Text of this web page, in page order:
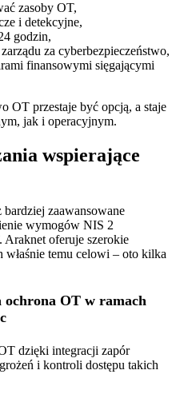
zasoby OT,
i detekcyjne,
godzin,
za cyberbezpieczeństwo,
finansowymi sięgającymi
OT przestaje być opcją, a staje
jak i operacyjnym.
wspierające
bardziej zaawansowane
wymogów NIS 2
Araknet oferuje szerokie
temu celowi – oto kilka
ochrona OT w ramach
dzięki integracji zapór
i kontroli dostępu takich